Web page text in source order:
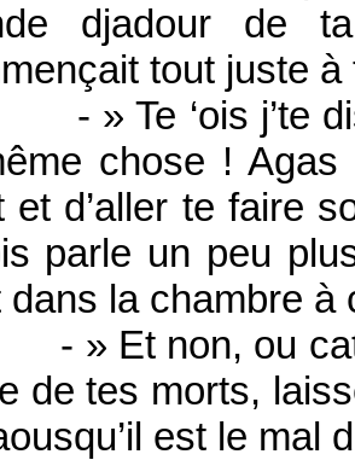
djadour de
tout juste
Te ‘ois j’te
chose !
et d’aller te faire
parle un peu
dans la chambre à
Et non, ou
de tes morts,
est le mal